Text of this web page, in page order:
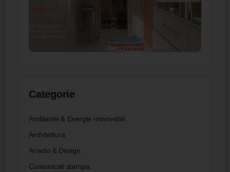
Categorie
Ambiente & Energie rinnovabili
Architettura
Arredo & Design
Comunicati stampa